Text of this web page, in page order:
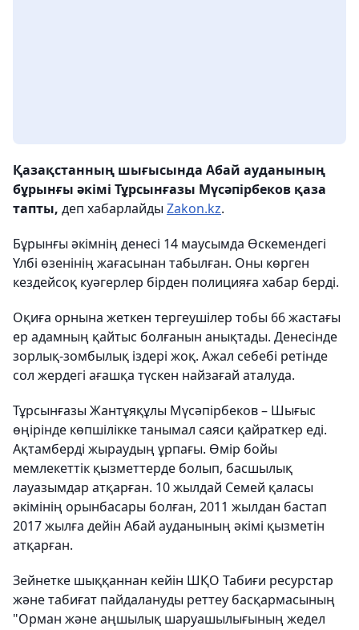
Қазақстанның шығысында Абай ауданының
бұрынғы әкімі Тұрсынғазы Мүсәпірбеков қаза
тапты, деп хабарлайды Zakon.kz.
Бұрынғы әкімнің денесі 14 маусымда Өскемендегі
Үлбі өзенінің жағасынан табылған. Оны көрген
кездейсоқ куәгерлер бірден полицияға хабар берді.
Оқиға орнына жеткен тергеушілер тобы 66 жастағы
ер адамның қайтыс болғанын анықтады. Денесінде
зорлық-зомбылық іздері жоқ. Ажал себебі ретінде
сол жердегі ағашқа түскен найзағай аталуда.
Тұрсынғазы Жантұяқұлы Мүсәпірбеков – Шығыс
өңірінде көпшілікке танымал саяси қайраткер еді.
Ақтамберді жыраудың ұрпағы. Өмір бойы
мемлекеттік қызметтерде болып, басшылық
лауазымдар атқарған. 10 жылдай Семей қаласы
әкімінің орынбасары болған, 2011 жылдан бастап
2017 жылға дейін Абай ауданының әкімі қызметін
атқарған.
Зейнетке шыққаннан кейін ШҚО Табиғи ресурстар
және табиғат пайдалануды реттеу басқармасының
"Орман және аңшылық шаруашылығының жедел